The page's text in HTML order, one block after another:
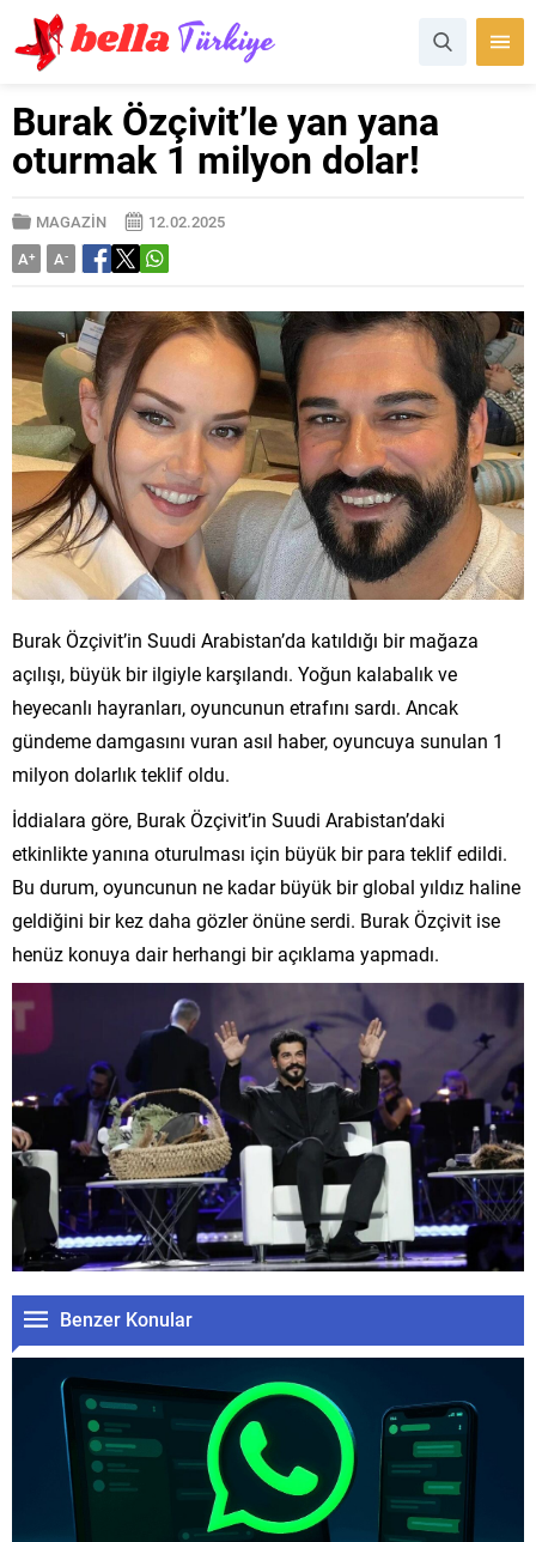
Burak Özçivit’le yan yana
oturmak 1 milyon dolar!
MAGAZİN
12.02.2025
A+ A-
Burak Özçivit’in Suudi Arabistan’da katıldığı bir mağaza
açılışı, büyük bir ilgiyle karşılandı. Yoğun kalabalık ve
heyecanlı hayranları, oyuncunun etrafını sardı. Ancak
gündeme damgasını vuran asıl haber, oyuncuya sunulan 1
milyon dolarlık teklif oldu.
İddialara göre, Burak Özçivit’in Suudi Arabistan’daki
etkinlikte yanına oturulması için büyük bir para teklif edildi.
Bu durum, oyuncunun ne kadar büyük bir global yıldız haline
geldiğini bir kez daha gözler önüne serdi. Burak Özçivit ise
henüz konuya dair herhangi bir açıklama yapmadı.
Benzer Konular